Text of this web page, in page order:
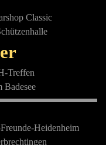
Classic
Treffen
Badesee
Heidenheim